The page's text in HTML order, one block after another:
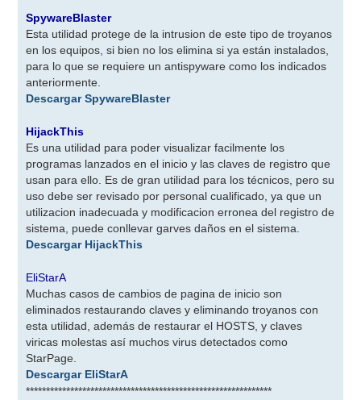
SpywareBlaster
Esta utilidad protege de la intrusion de este tipo de troyanos
en los equipos, si bien no los elimina si ya están instalados,
para lo que se requiere un antispyware como los indicados
anteriormente.
Descargar SpywareBlaster
HijackThis
Es una utilidad para poder visualizar facilmente los
programas lanzados en el inicio y las claves de registro que
usan para ello. Es de gran utilidad para los técnicos, pero su
uso debe ser revisado por personal cualificado, ya que un
utilizacion inadecuada y modificacion erronea del registro de
sistema, puede conllevar garves daños en el sistema.
Descargar HijackThis
EliStarA
Muchas casos de cambios de pagina de inicio son
eliminados restaurando claves y eliminando troyanos con
esta utilidad, además de restaurar el HOSTS, y claves
viricas molestas así muchos virus detectados como
StarPage.
Descargar EliStarA
*************************************************************